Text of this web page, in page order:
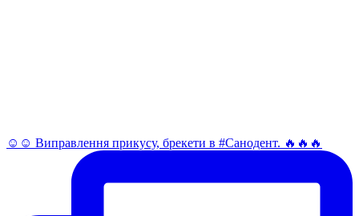
☺️☺️ Виправлення прикусу, брекети в #Санодент. 🔥🔥🔥